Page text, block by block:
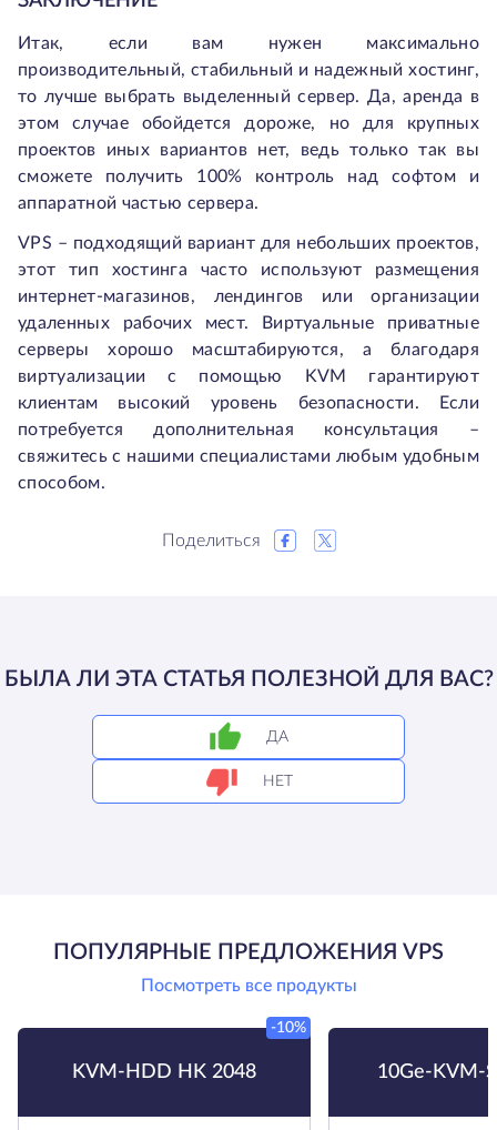
Итак, если вам нужен максимально
производительный, стабильный и надежный хостинг,
то лучше выбрать выделенный сервер. Да, аренда в
этом случае обойдется дороже, но для крупных
проектов иных вариантов нет, ведь только так вы
сможете получить 100% контроль над софтом и
аппаратной частью сервера.
VPS – подходящий вариант для небольших проектов,
этот тип хостинга часто используют размещения
интернет-магазинов, лендингов или организации
удаленных рабочих мест. Виртуальные приватные
серверы хорошо масштабируются, а благодаря
виртуализации с помощью KVM гарантируют
клиентам высокий уровень безопасности. Если
потребуется дополнительная консультация –
свяжитесь с нашими специалистами любым удобным
способом.
Поделиться
БЫЛА ЛИ ЭТА СТАТЬЯ ПОЛЕЗНОЙ ДЛЯ ВАС?
ДА
НЕТ
ПОПУЛЯРНЫЕ ПРЕДЛОЖЕНИЯ VPS
Посмотреть все продукты
KVM-HDD HK 2048
-10%
10Ge-KVM-